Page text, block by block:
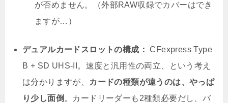
が否めません。（外部RAW収録でカバーはでき
ますが…）
デュアルカードスロットの構成： CFexpress Type
B + SD UHS-II。速度と汎用性の両立、という考え
は分かりますが、
カードの種類が違うのは、やっぱ
り少し面倒 。カードリーダーも2種類必要だし、バ